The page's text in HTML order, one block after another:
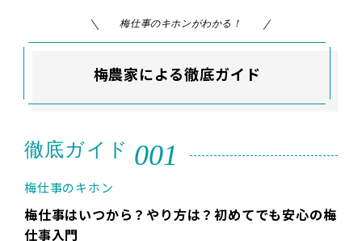
梅仕事のキホンがわかる！
梅農家による徹底ガイド
徹底ガイド 001
梅仕事のキホン
梅仕事はいつから？やり方は？初めてでも安心の梅
仕事入門